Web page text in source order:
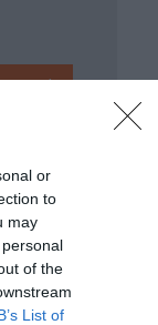
or
to
may
of the
List of